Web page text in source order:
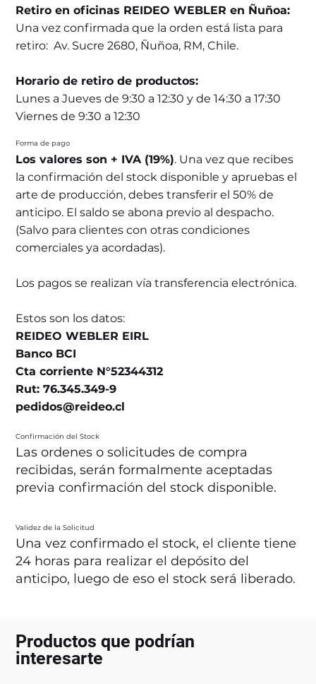
Retiro en oficinas REIDEO WEBLER en Ñuñoa:
Una vez confirmada que la orden está lista para
retiro: Av. Sucre 2680, Ñuñoa, RM, Chile.
Horario de retiro de productos:
Lunes a Jueves de 9:30 a 12:30 y de 14:30 a 17:30
Viernes de 9:30 a 12:30
Forma de pago
Los valores son + IVA (19%). Una vez que recibes
la confirmación del stock disponible y apruebas el
arte de producción, debes transferir el 50% de
anticipo. El saldo se abona previo al despacho.
(Salvo para clientes con otras condiciones
comerciales ya acordadas).
Los pagos se realizan vía transferencia electrónica.
Estos son los datos:
REIDEO WEBLER EIRL
Banco BCI
Cta corriente N°52344312
Rut: 76.345.349-9
pedidos@reideo.cl
Confirmación del Stock
Las ordenes o solicitudes de compra
recibidas, serán formalmente aceptadas
previa confirmación del stock disponible.
Validez de la Solicitud
Una vez confirmado el stock, el cliente tiene
24 horas para realizar el depósito del
anticipo, luego de eso el stock será liberado.
Productos que podrían
interesarte